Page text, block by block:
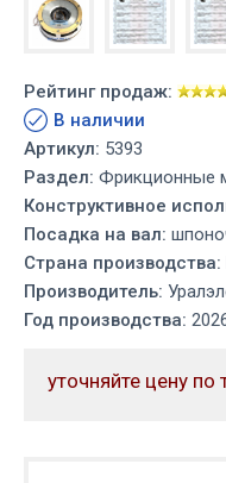
Рейтинг продаж:
В наличии
Артикул: 5393
Раздел: Фрикционные
Конструктивное
Посадка на вал:
Страна производства:
Производитель:
Год производства:
уточняйте цену по